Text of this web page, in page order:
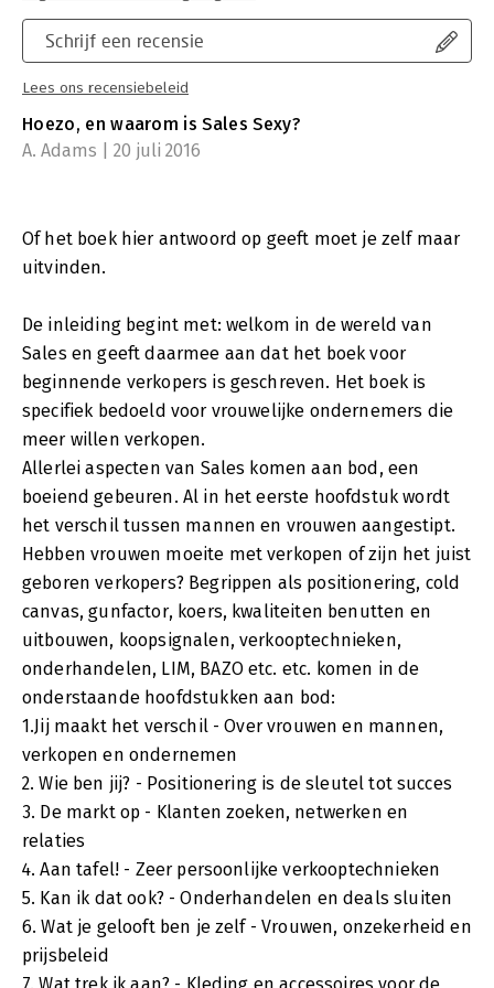
Schrijf een recensie
Lees ons recensiebeleid
Hoezo, en waarom is Sales Sexy?
A. Adams | 20 juli 2016
Of het boek hier antwoord op geeft moet je zelf maar
uitvinden.
De inleiding begint met: welkom in de wereld van
Sales en geeft daarmee aan dat het boek voor
beginnende verkopers is geschreven. Het boek is
specifiek bedoeld voor vrouwelijke ondernemers die
meer willen verkopen.
Allerlei aspecten van Sales komen aan bod, een
boeiend gebeuren. Al in het eerste hoofdstuk wordt
het verschil tussen mannen en vrouwen aangestipt.
Hebben vrouwen moeite met verkopen of zijn het juist
geboren verkopers? Begrippen als positionering, cold
canvas, gunfactor, koers, kwaliteiten benutten en
uitbouwen, koopsignalen, verkooptechnieken,
onderhandelen, LIM, BAZO etc. etc. komen in de
onderstaande hoofdstukken aan bod:
1.Jij maakt het verschil - Over vrouwen en mannen,
verkopen en ondernemen
2. Wie ben jij? - Positionering is de sleutel tot succes
3. De markt op - Klanten zoeken, netwerken en
relaties
4. Aan tafel! - Zeer persoonlijke verkooptechnieken
5. Kan ik dat ook? - Onderhandelen en deals sluiten
6. Wat je gelooft ben je zelf - Vrouwen, onzekerheid en
prijsbeleid
7. Wat trek ik aan? - Kleding en accessoires voor de